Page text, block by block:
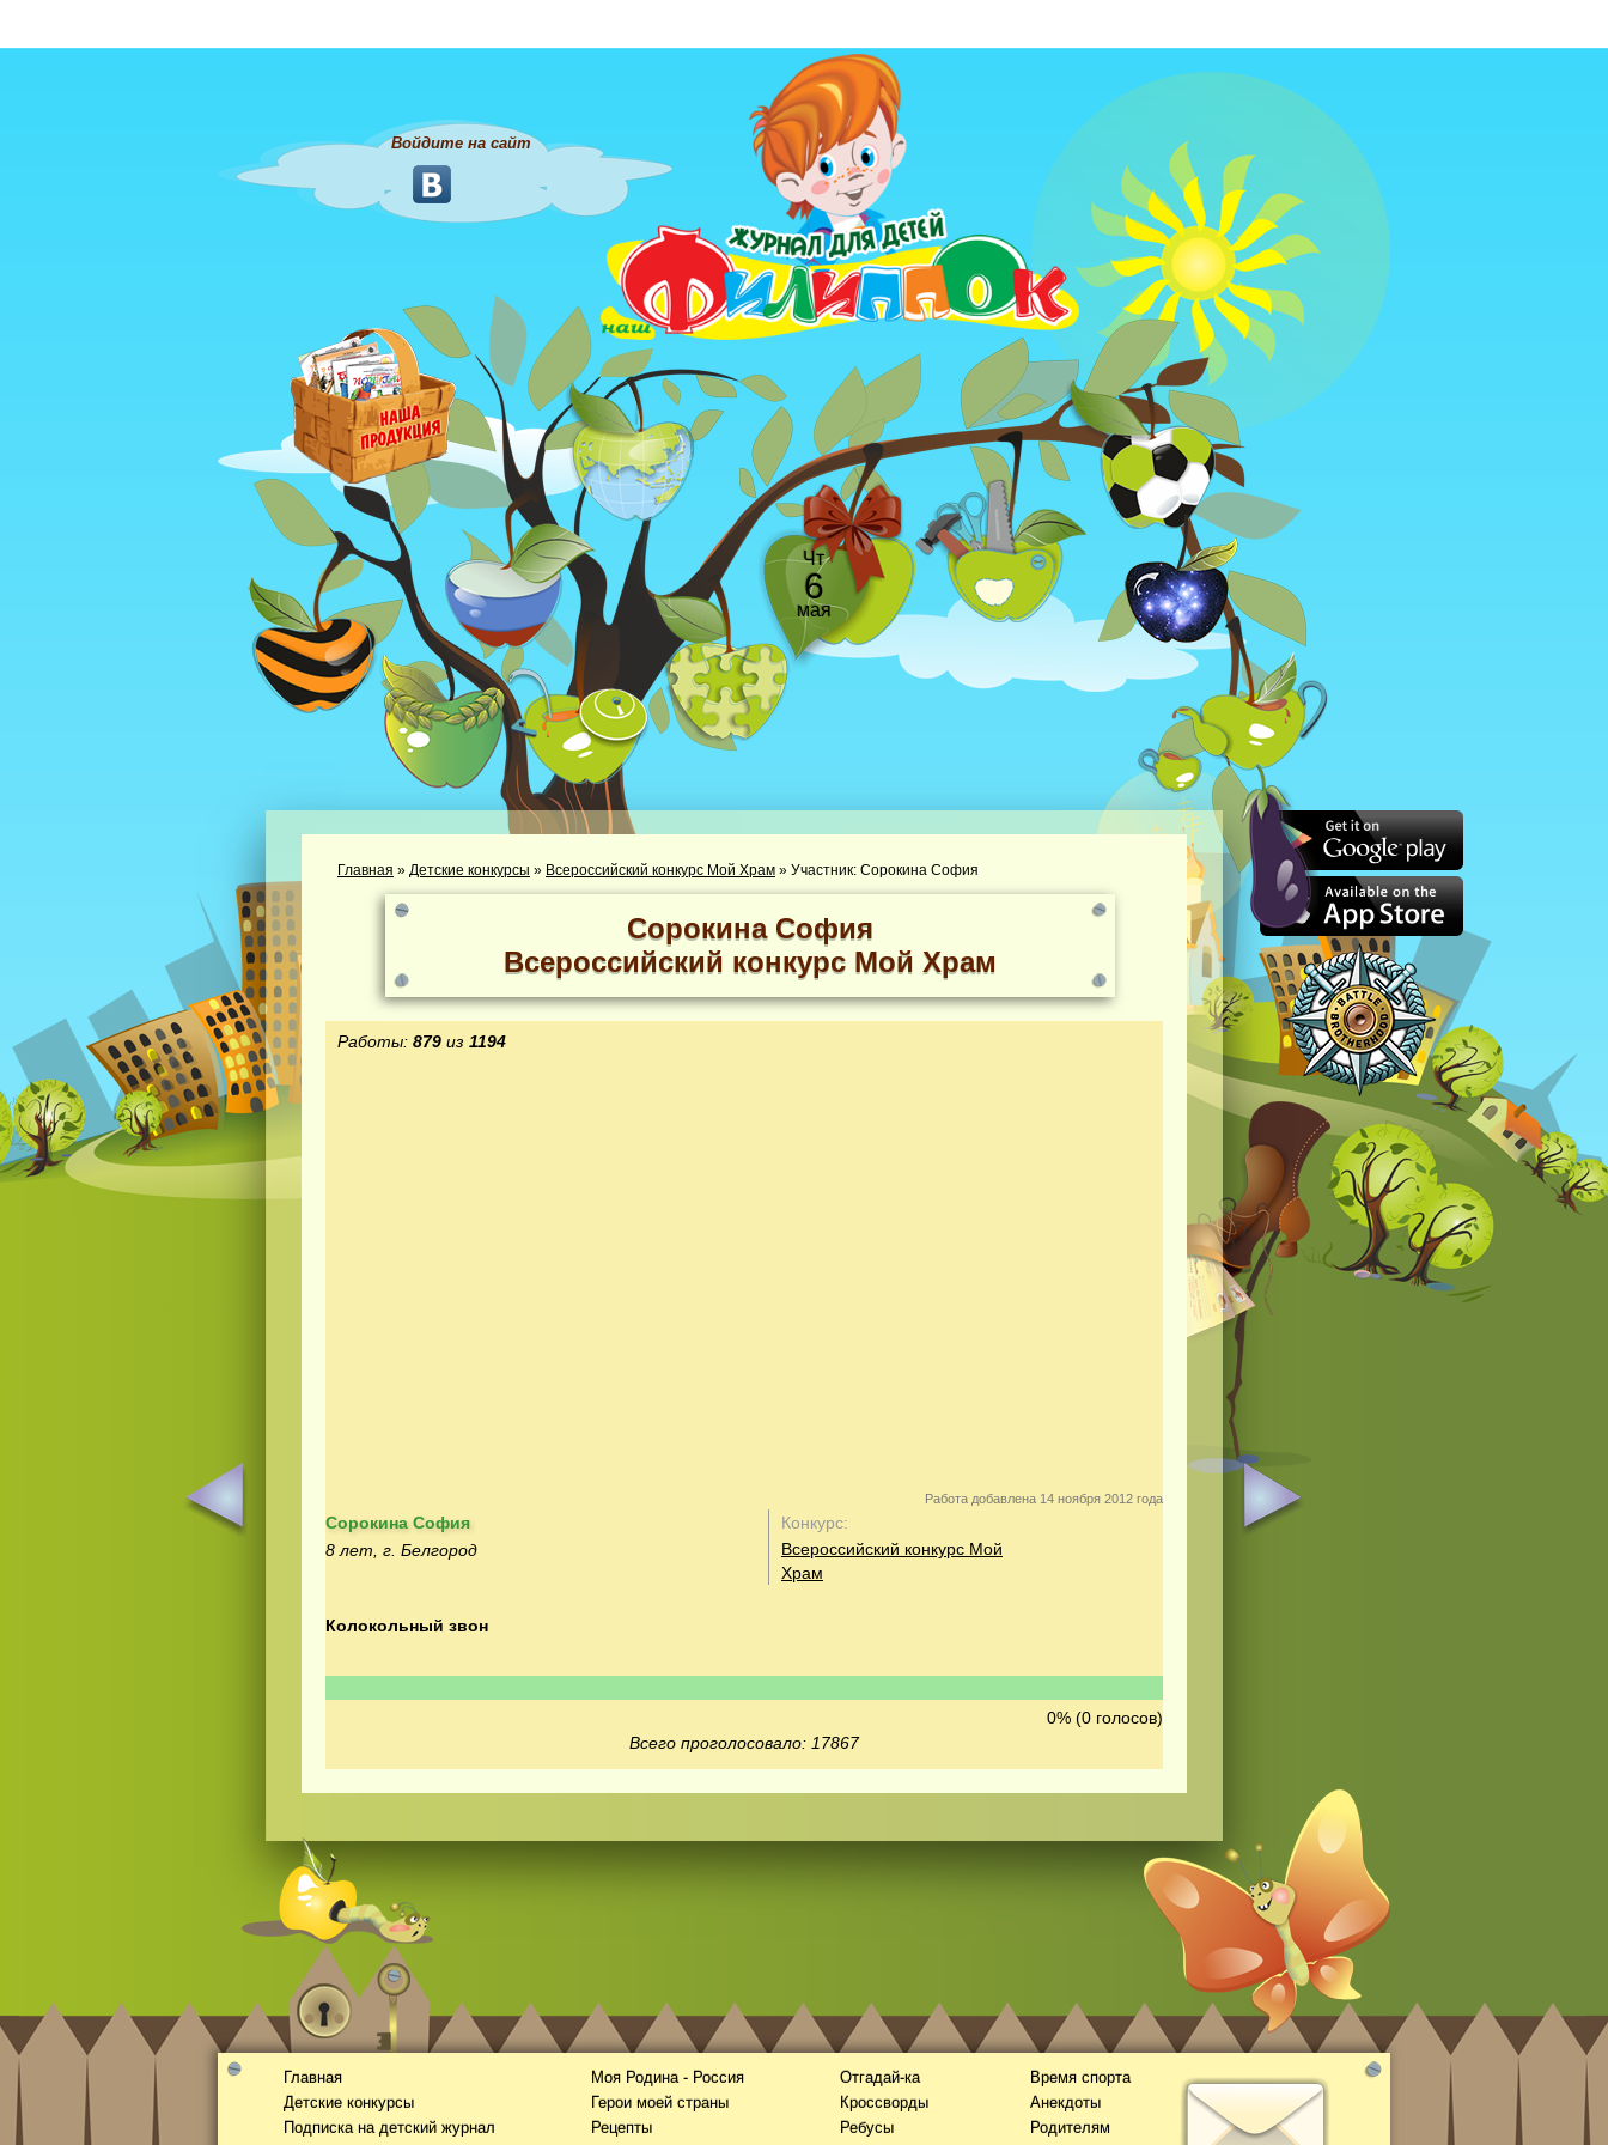
Войдите на сайт
Чт
6
мая
Главная » Детские конкурсы » Всероссийский конкурс Мой Храм » Участник: Сорокина София
Сорокина София
Всероссийский конкурс Мой Храм
Работы: 879 из 1194
Работа добавлена 14 ноября 2012 года
Сорокина София
8 лет, г. Белгород
Конкурс:
Всероссийский конкурс Мой
Храм
Колокольный звон
0% (0 голосов)
Всего проголосовало: 17867
Главная
Детские конкурсы
Подписка на детский журнал
Моя Родина - Россия
Герои моей страны
Рецепты
Отгадай-ка
Кроссворды
Ребусы
Время спорта
Анекдоты
Родителям